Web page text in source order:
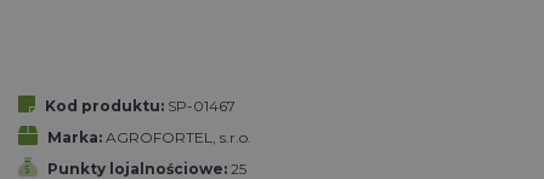
Kod produktu: SP-01467
Marka: AGROFORTEL, s.r.o.
Punkty lojalnościowe: 25